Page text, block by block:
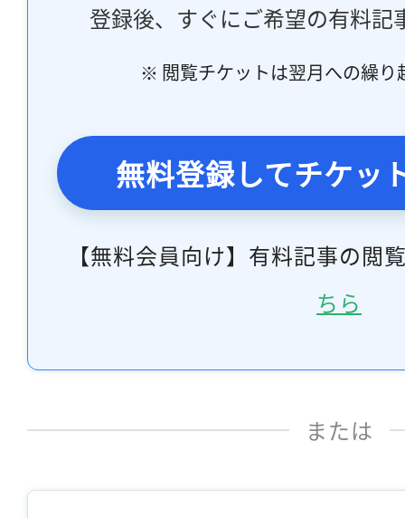
登録後、すぐにご希望の有料記
※ 閲覧チケットは翌月への繰り
無料登録してチケッ
【無料会員向け】有料記事の閲
ちら
または